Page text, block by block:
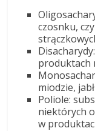
czosnku,
produktach
miodzie,
Poliole:
niektórych
w